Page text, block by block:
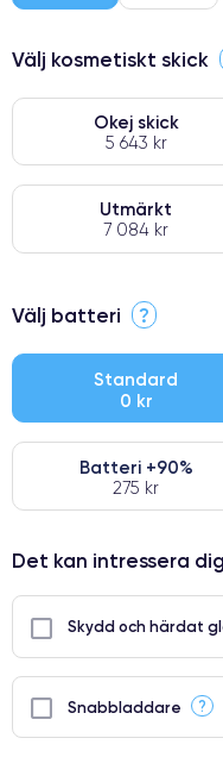
Välj kosmetiskt skick
Okej skick
5 643 kr
Utmärkt
7 084 kr
⭐ Premium
● Oklanderlig kvalitetsskärm
● Endast 5% av våra
Välj batteri ?
Standard
0 kr
Batteri +90%
275 kr
Det kan intressera dig
Skydd och härdat
Snabbladdare ?